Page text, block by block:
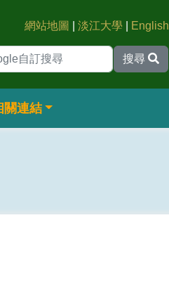
網站地圖 |淡江大學 English
搜尋
關連結